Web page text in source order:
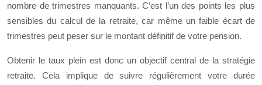
nombre de trimestres manquants. C’est l’un des points les plus
sensibles du calcul de la retraite, car même un faible écart de
trimestres peut peser sur le montant définitif de votre pension.
Obtenir le taux plein est donc un objectif central de la stratégie
retraite. Cela implique de suivre régulièrement votre durée